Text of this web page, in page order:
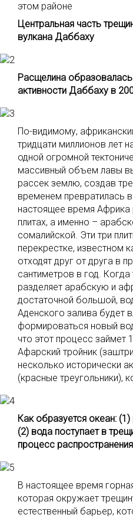
этом районе
Центральная часть
вулкана Даббаху
Расщелина
активности Даббаху в
По-видимому,
тридцати миллионов лет
одной огромной
массивный объем лавы
рассек землю, создав
временем превратилась
настоящее время Африка
плитах, а именно –
сомалийской. Эти три
перекрестке, известном
отходят друг от друга в
сантиметров в год.
разделяет арабскую и
достаточной большой,
Аденского залива будет
формироваться новый
что этот процесс займет
Афарский тройник
несколько исторически
(красные треугольники),
Как образуется океан:
(2) вода поступает в
процесс распространения
В настоящее время
которая окружает
естественный барьер,